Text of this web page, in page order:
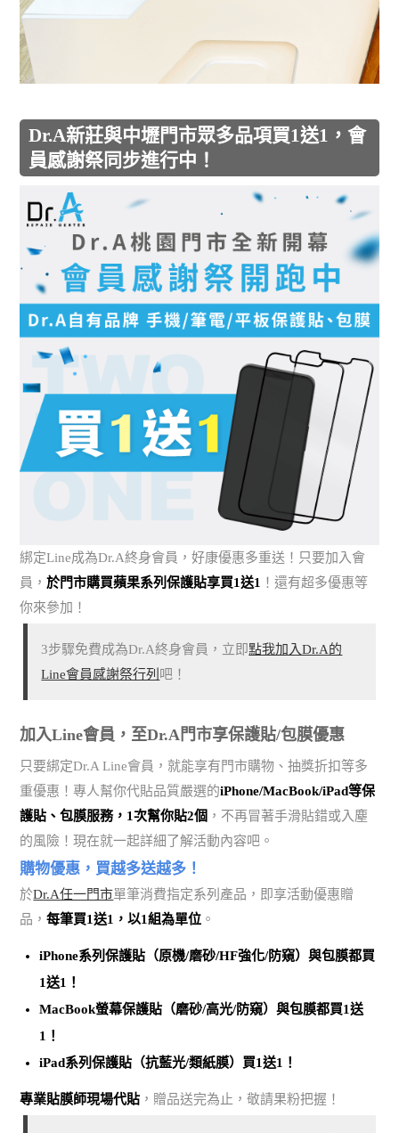
Dr.A新莊與中壢門市眾多品項買1送1，會
員感謝祭同步進行中！
綁定Line成為Dr.A終身會員，好康優惠多重送！只要加入會
員，於門市購買蘋果系列保護貼享買1送1 ！還有超多優惠等
你來參加！
3步驟免費成為Dr.A終身會員，立即點我加入Dr.A的
Line會員感謝祭行列 吧！
加入Line會員，至Dr.A門市享保護貼/包膜優惠
只要綁定Dr.A Line會員，就能享有門市購物、抽獎折扣等多
重優惠！專人幫你代貼品質嚴選的iPhone/MacBook/iPad等保
護貼、包膜服務，1次幫你貼2個 ，不再冒著手滑貼錯或入塵
的風險！現在就一起詳細了解活動內容吧。
購物優惠，買越多送越多！
於Dr.A任一門市單筆消費指定系列產品，即享活動優惠贈
品，每筆買1送1，以1組為單位 。
iPhone系列保護貼（原機/磨砂/HF強化/防窺）與包膜都買
1送1！
MacBook螢幕保護貼（磨砂/高光/防窺）與包膜都買1送
1！
iPad系列保護貼（抗藍光/類紙膜）買1送1！
專業貼膜師現場代貼 ，贈品送完為止，敬請果粉把握！